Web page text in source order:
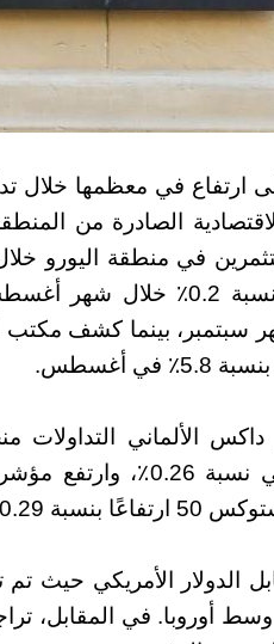
ارتفاع في معظمها خلال
الصادرة من
في منطقة اليورو خلال
مبيعات التجزئة في منطقة اليورو
بينما كشف مكتب
مساءً بتوقيت وسط أوروبا. في